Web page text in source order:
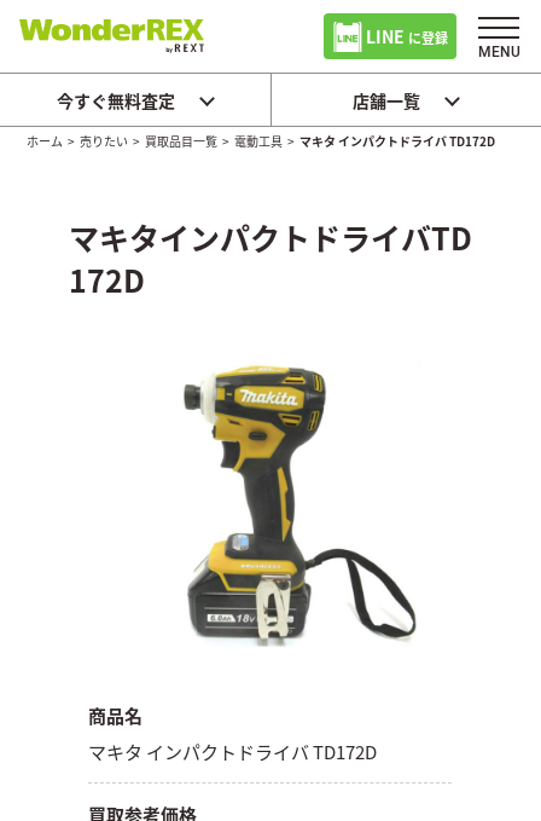
LINE に登録
今すぐ無料査定 店舗一覧
ホーム >売りたい > 買取品目一覧 >電動工具 > マキタ インパクトドライバ TD172D
マキタインパクトドライバTD
172D
商品名
マキタ インパクトドライバ TD172D
買取参考価格